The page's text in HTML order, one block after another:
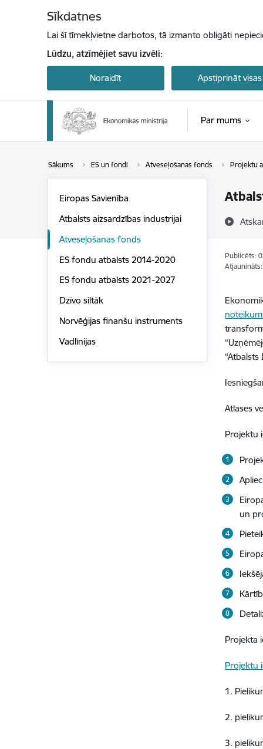
Sīkdatnes
Lai šī tīmekļvietne darbotos, tā izmanto obligāti
Lūdzu, atzīmējiet savu izvēli:
Noraidīt Apstiprināt visas
Par mums
Sākums ES un fondi Atveseļošanas fonds Projektu
Eiropas Savienība
Atbalsts aizsardzības industrijai
Atveseļošanas fonds
ES fondu atbalsts 2014-2020
ES fondu atbalsts 2021-2027
Dzīvo siltāk
Norvēģijas finanšu instruments
Vadlīnijas
Publicēts:
Atlases
Projektu
un
Projekta
Projektu
1.
2.
3.